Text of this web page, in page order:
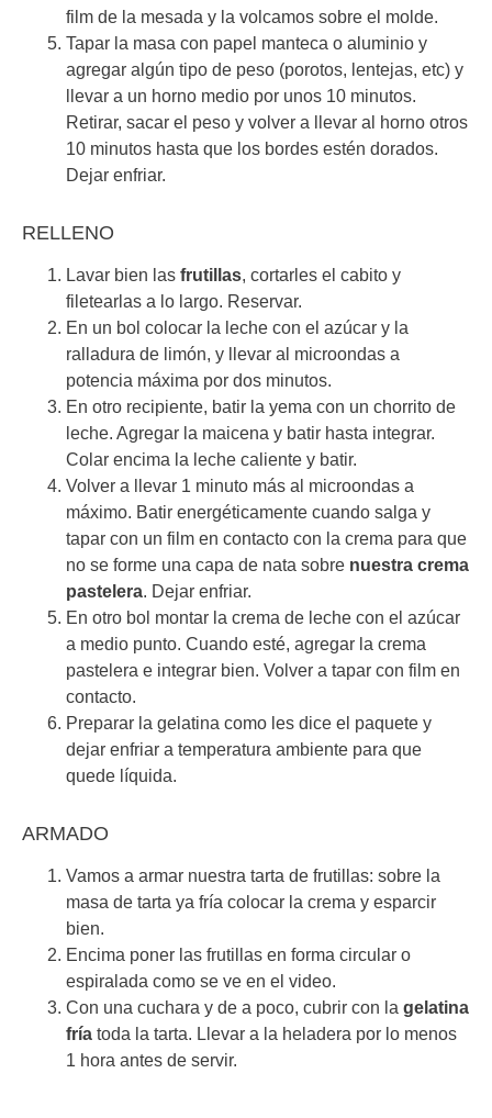
film de la mesada y la volcamos sobre el molde.
Tapar la masa con papel manteca o aluminio y
agregar algún tipo de peso (porotos, lentejas, etc) y
llevar a un horno medio por unos 10 minutos.
Retirar, sacar el peso y volver a llevar al horno otros
10 minutos hasta que los bordes estén dorados.
Dejar enfriar.
RELLENO
Lavar bien las frutillas, cortarles el cabito y
filetearlas a lo largo. Reservar.
En un bol colocar la leche con el azúcar y la
ralladura de limón, y llevar al microondas a
potencia máxima por dos minutos.
En otro recipiente, batir la yema con un chorrito de
leche. Agregar la maicena y batir hasta integrar.
Colar encima la leche caliente y batir.
Volver a llevar 1 minuto más al microondas a
máximo. Batir energéticamente cuando salga y
tapar con un film en contacto con la crema para que
no se forme una capa de nata sobre nuestra crema
pastelera. Dejar enfriar.
En otro bol montar la crema de leche con el azúcar
a medio punto. Cuando esté, agregar la crema
pastelera e integrar bien. Volver a tapar con film en
contacto.
Preparar la gelatina como les dice el paquete y
dejar enfriar a temperatura ambiente para que
quede líquida.
ARMADO
Vamos a armar nuestra tarta de frutillas: sobre la
masa de tarta ya fría colocar la crema y esparcir
bien.
Encima poner las frutillas en forma circular o
espiralada como se ve en el video.
Con una cuchara y de a poco, cubrir con la gelatina
fría toda la tarta. Llevar a la heladera por lo menos
1 hora antes de servir.